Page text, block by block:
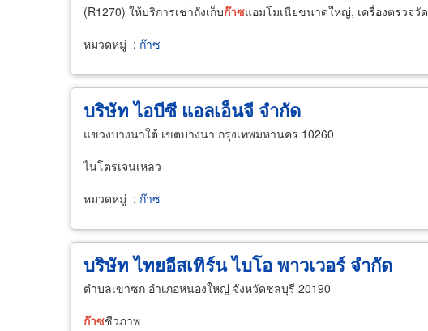
(R1270) ให้บริการเช่าถังเก็บก๊าซแอมโมเนียขนาดใหญ่, เครื่องตรวจวัด
หมวดหมู่ : ก๊าซ
บริษัท ไอบีซี แอลเอ็นจี จำกัด
แขวงบางนาใต้ เขตบางนา กรุงเทพมหานคร 10260
ไนโตรเจนเหลว
หมวดหมู่ : ก๊าซ
บริษัท ไทยอีสเทิร์น ไบโอ พาวเวอร์ จำกัด
ตำบลเขาซก อำเภอหนองใหญ่ จังหวัดชลบุรี 20190
ก๊าซชีวภาพ